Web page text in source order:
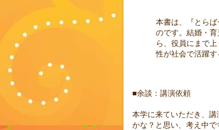
本書は、『とら
のです。結婚・
ら、役員にまで
性が社会で活躍す
■余談：講演依頼
本学に来ていただき、
かな？と思い、考え中で